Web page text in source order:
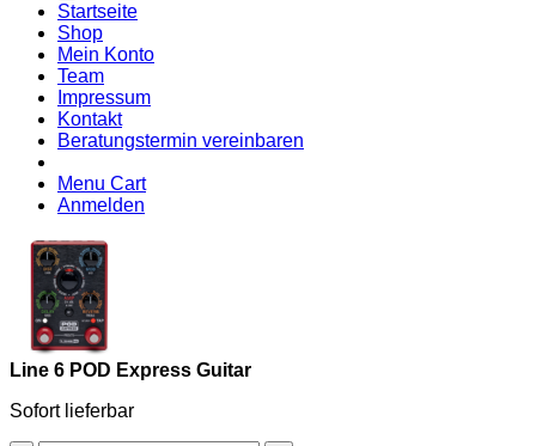
Startseite
Shop
Mein Konto
Team
Impressum
Kontakt
Beratungstermin vereinbaren
Menu Cart
Anmelden
Line 6 POD Express Guitar
Sofort lieferbar